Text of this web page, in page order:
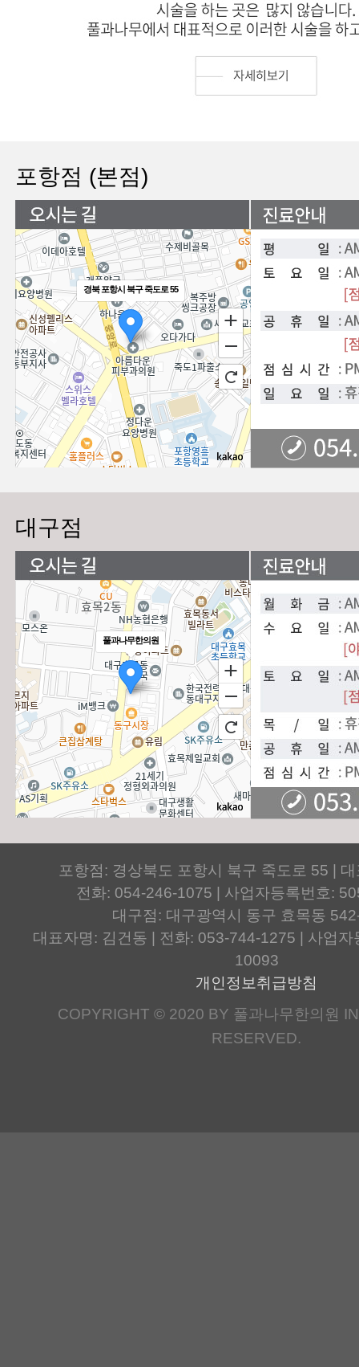
포항점 (본점)
경북 포항시 북구 죽도로 55
대구점
풀과나무한의원
포항점: 경상북도 포항시 북구 죽도로 55 |
전화: 054-246-1075 | 사업자등록번호:
대구점: 대구광역시 동구 효목동
대표자명: 김건동 | 전화: 053-744-1275 | 사업
10093
개인정보취급방침
COPYRIGHT © 2020 BY 풀과나무한의원
RESERVED.